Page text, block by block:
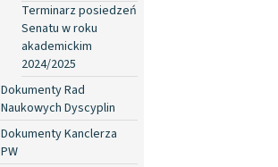
Terminarz posiedzeń
Senatu w roku
akademickim
2024/2025
Dokumenty Rad
Naukowych Dyscyplin
Dokumenty Kanclerza
PW